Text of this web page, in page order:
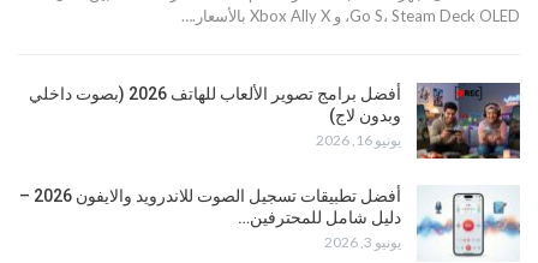
Go S، Steam Deck OLED، و Xbox Ally X بالأسعار.…
أفضل برامج تصوير الألعاب للهاتف 2026 (بصوت داخلي
وبدون لاج)
يونيو 16, 2026
أفضل تطبيقات تسجيل الصوت للاندرويد والايفون 2026 –
دليل شامل للمحترفين…
يونيو 3, 2026